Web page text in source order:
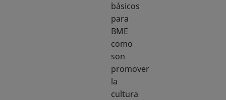
básicos
para
BME
como
son
promover
la
cultura